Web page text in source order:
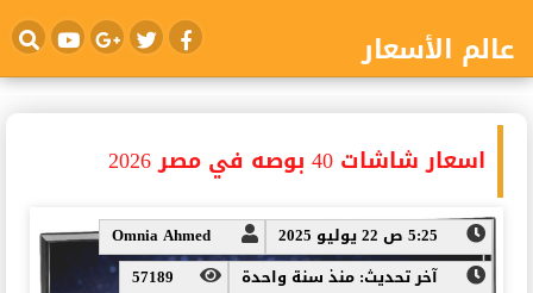
عالم الأسعار
اسعار شاشات 40 بوصه في مصر 2026
5:25 ص 22 يوليو 2025
Omnia Ahmed
آخر تحديث: منذ سنة واحدة
57189